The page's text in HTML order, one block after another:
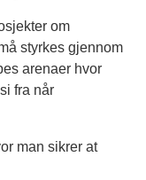
om
styrkes gjennom
arenaer hvor
fra når
man sikrer at